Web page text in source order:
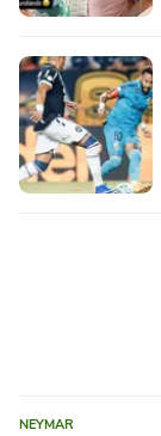
NEYMAR